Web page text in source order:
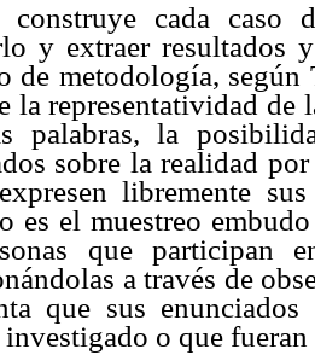
construye cada caso
y extraer resultados
de metodología,
la representatividad de
palabras, la
sobre la realidad
libremente
es el muestreo
que participan
a través de
que sus
investigado o que